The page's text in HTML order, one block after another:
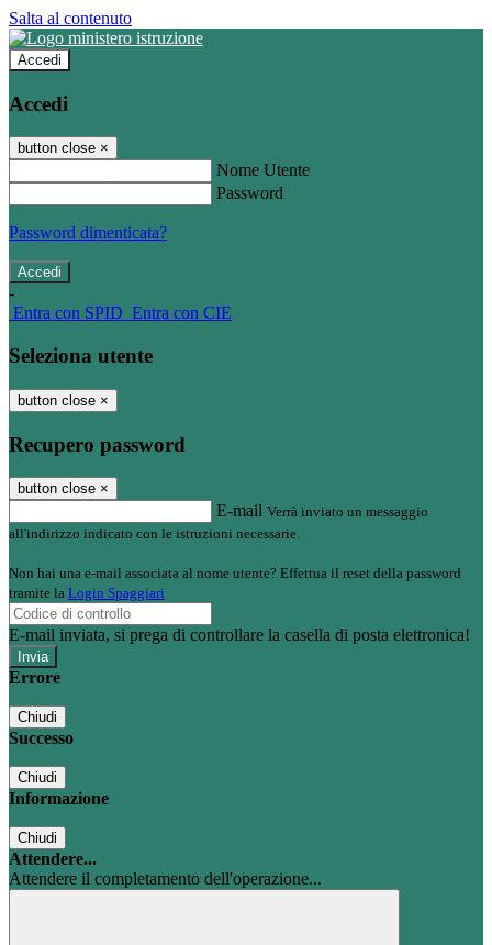
Salta al contenuto
Accedi
Accedi
button close ×
Nome Utente
Password
Password dimenticata?
-
Entra con SPID Entra con CIE
Seleziona utente
button close ×
Recupero password
button close ×
E-mail Verrà inviato un messaggio
all'indirizzo indicato con le istruzioni necessarie.
Non hai una e-mail associata al nome utente? Effettua il reset della password
tramite la Login Spaggiari
E-mail inviata, si prega di controllare la casella di posta elettronica!
Errore
Chiudi
Successo
Chiudi
Informazione
Chiudi
Attendere...
Attendere il completamento dell'operazione...